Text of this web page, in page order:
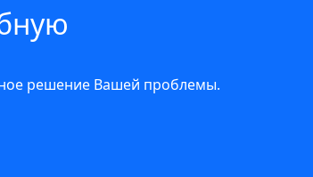
решение Вашей проблемы.